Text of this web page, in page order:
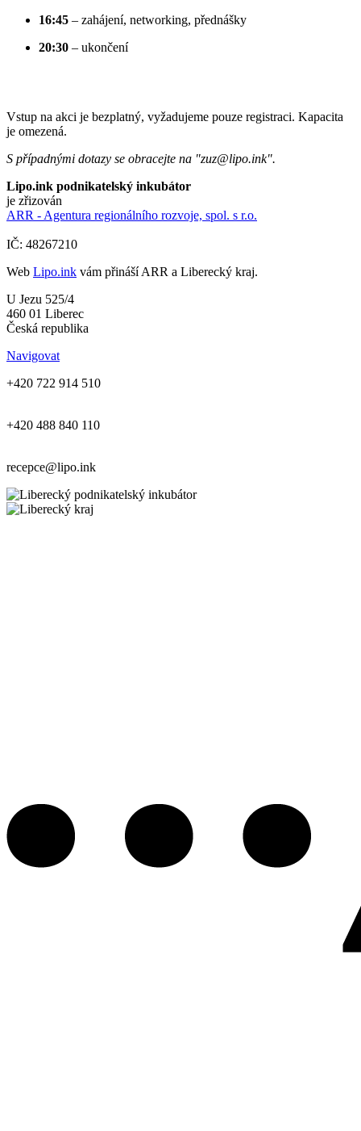
16:45 – zahájení, networking, přednášky
20:30 – ukončení
Vstup na akci je bezplatný, vyžadujeme pouze registraci. Kapacita
je omezená.
S případnými dotazy se obracejte na "zuz@lipo.ink".
Lipo.ink podnikatelský inkubátor
je zřizován
ARR - Agentura regionálního rozvoje, spol. s r.o.
IČ: 48267210
Web Lipo.ink vám přináší ARR a Liberecký kraj.
U Jezu 525/4
460 01 Liberec
Česká republika
Navigovat
+420 722 914 510
+420 488 840 110
recepce@lipo.ink